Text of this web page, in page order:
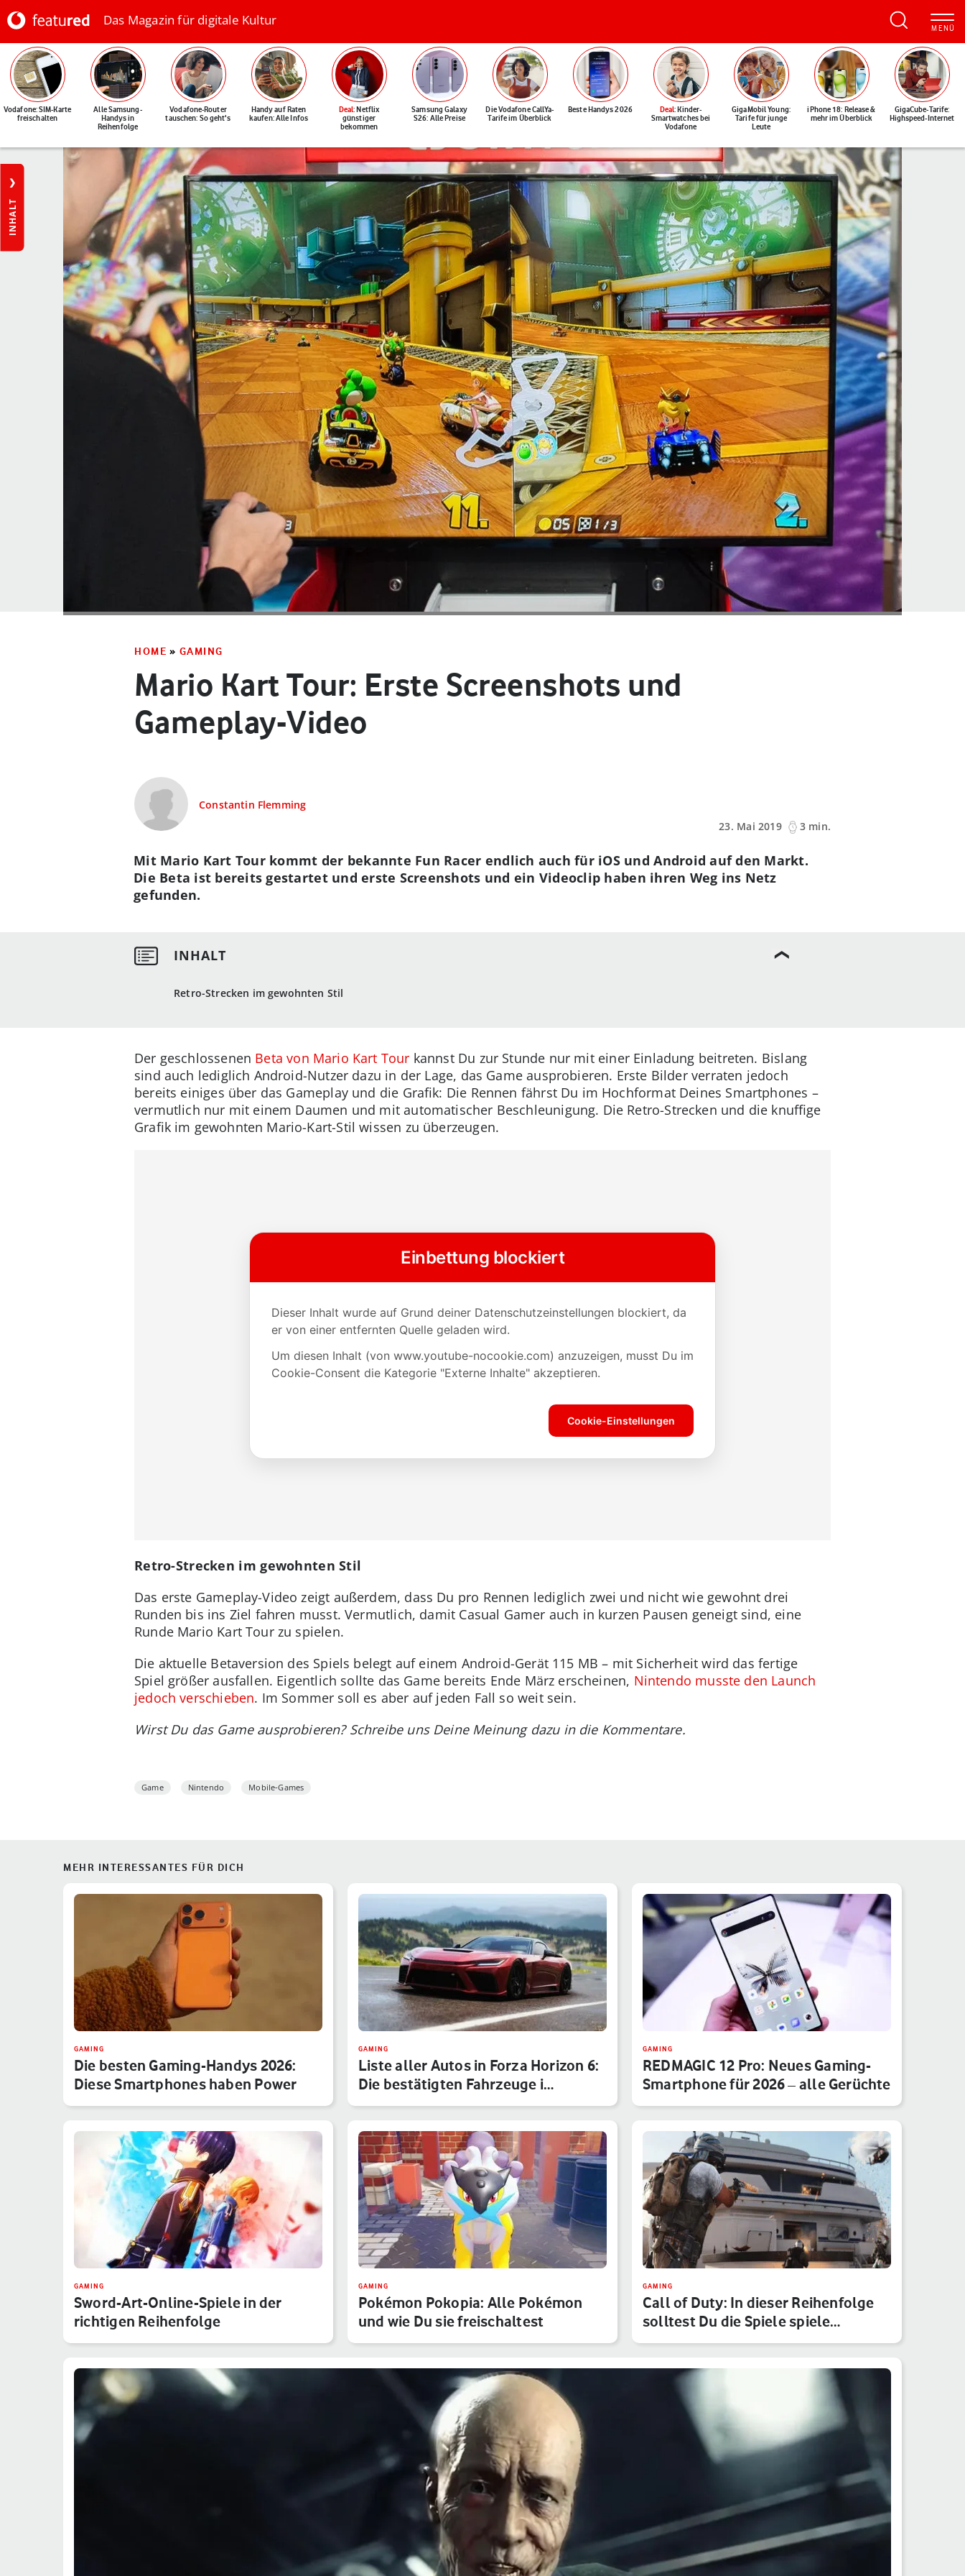
Das Magazin für digitale Kultur
Vodafone: SIM-Karte
freischalten
Alle Samsung-
Handys in
Reihenfolge
Vodafone-Router
tauschen: So geht's
Handy auf Raten
kaufen: Alle Infos
Deal: Netflix
günstiger
bekommen
Samsung Galaxy
S26: Alle Preise
Die Vodafone CallYa-
Tarife im Überblick
Beste Handys 2026 Deal: Kinder-
Smartwatches bei
Vodafone
GigaMobil Young:
Tarife für junge
Leute
iPhone 18: Release &
mehr im Überblick
GigaCube-Tarife:
Highspeed-Internet
INHALT
HOME » GAMING
Mario Kart Tour: Erste Screenshots und
Gameplay-Video
Constantin Flemming
23. Mai 2019
3 min.
Retro-Strecken im gewohnten Stil
Mit Mario Kart Tour kommt der bekannte Fun Racer endlich auch für iOS und Android auf den Markt.
Die Beta ist bereits gestartet und erste Screenshots und ein Videoclip haben ihren Weg ins Netz
gefunden.
Der geschlossenen Beta von Mario Kart Tour kannst Du zur Stunde nur mit einer Einladung beitreten. Bislang
sind auch lediglich Android-Nutzer dazu in der Lage, das Game ausprobieren. Erste Bilder verraten jedoch
bereits einiges über das Gameplay und die Grafik: Die Rennen fährst Du im Hochformat Deines Smartphones –
vermutlich nur mit einem Daumen und mit automatischer Beschleunigung. Die Retro-Strecken und die knuffige
Grafik im gewohnten Mario-Kart-Stil wissen zu überzeugen.
Retro-Strecken im gewohnten Stil
Das erste Gameplay-Video zeigt außerdem, dass Du pro Rennen lediglich zwei und nicht wie gewohnt drei
Runden bis ins Ziel fahren musst. Vermutlich, damit Casual Gamer auch in kurzen Pausen geneigt sind, eine
Runde Mario Kart Tour zu spielen.
Die aktuelle Betaversion des Spiels belegt auf einem Android-Gerät 115 MB – mit Sicherheit wird das fertige
Spiel größer ausfallen. Eigentlich sollte das Game bereits Ende März erscheinen, Nintendo musste den Launch
jedoch verschieben. Im Sommer soll es aber auf jeden Fall so weit sein.
Wirst Du das Game ausprobieren? Schreibe uns Deine Meinung dazu in die Kommentare.
Game Nintendo Mobile-Games
MEHR INTERESSANTES FÜR DICH
GAMING
Die besten Gaming-Handys 2026:
Diese Smartphones haben Power
GAMING
Liste aller Autos in Forza Horizon 6:
Die bestätigten Fahrzeuge i…
GAMING
REDMAGIC 12 Pro: Neues Gaming-
Smartphone für 2026 – alle Gerüchte
GAMING
Sword-Art-Online-Spiele in der
richtigen Reihenfolge
GAMING
Pokémon Pokopia: Alle Pokémon
und wie Du sie freischaltest
GAMING
Call of Duty: In dieser Reihenfolge
solltest Du die Spiele spiele…